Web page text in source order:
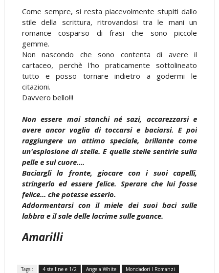
Come sempre, si resta piacevolmente stupiti dallo
stile della scrittura, ritrovandosi tra le mani un
romance cosparso di frasi che sono piccole
gemme.
Non nascondo che sono contenta di avere il
cartaceo, perchè l'ho praticamente sottolineato
tutto e posso tornare indietro a godermi le
citazioni.
Davvero bello!!!
Non essere mai stanchi né sazi, accarezzarsi e
avere ancor voglia di toccarsi e baciarsi. E poi
raggiungere un attimo speciale, brillante come
un'esplosione di stelle. E quelle stelle sentirle sulla
pelle e sul cuore....
Baciargli la fronte, giocare con i suoi capelli,
stringerlo ed essere felice. Sperare che lui fosse
felice... che potesse esserlo.
Addormentarsi con il miele dei suoi baci sulle
labbra e il sale delle lacrime sulle guance.
Amarilli
Tags : 4 stelline e 1/2 Angela White
Mondadori I Romanzi